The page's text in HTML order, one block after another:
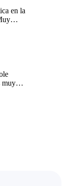
en la
muy